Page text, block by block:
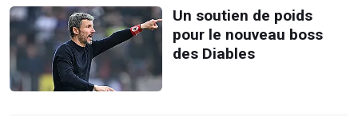
Un soutien de poids
pour le nouveau boss
des Diables